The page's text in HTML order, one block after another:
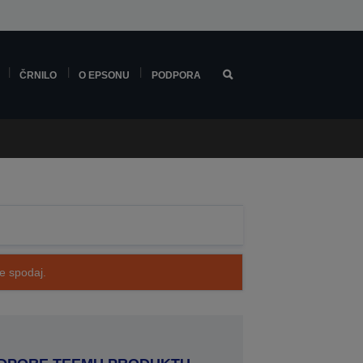
ČRNILO O EPSONU PODPORA
spodaj.